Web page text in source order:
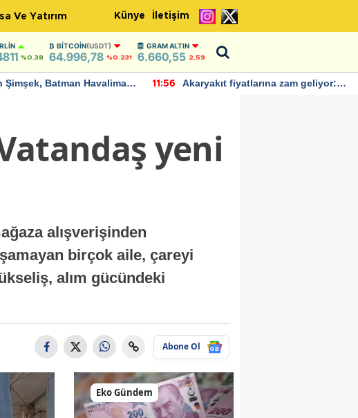
Ve Yatırım Künye İletişim
%0.38
BITCOIN(USDT)
64.996,78 %0.231
GRAM ALTIN
6.660,55 2,59
Şimşek, Batman Havalimanı
11:56
Akaryakıt fiyatlarına zam geliyor:
yeni
alışverişinden
birçok aile, çareyi
alım gücündeki
Abone Ol
Eko Gündem